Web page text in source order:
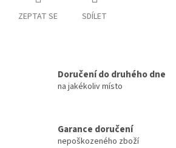
ZEPTAT SE SDÍLET
Doručení do druhého dne
na jakékoliv místo
Garance doručení
nepoškozeného zboží